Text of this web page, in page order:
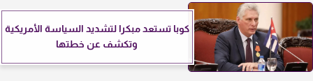
كوبا تستعد مبكرا لتشديد السياسة الأمريكية
وتكشف عن خطتها